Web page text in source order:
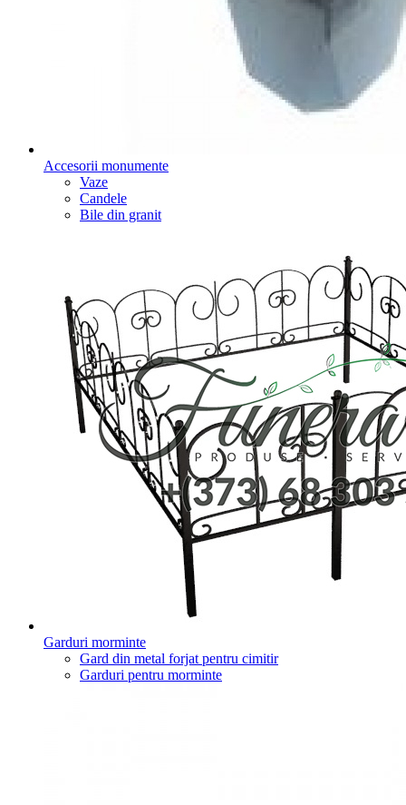
Accesorii monumente
Vaze
Candele
Bile din granit
Garduri morminte
Gard din metal forjat pentru cimitir
Garduri pentru morminte